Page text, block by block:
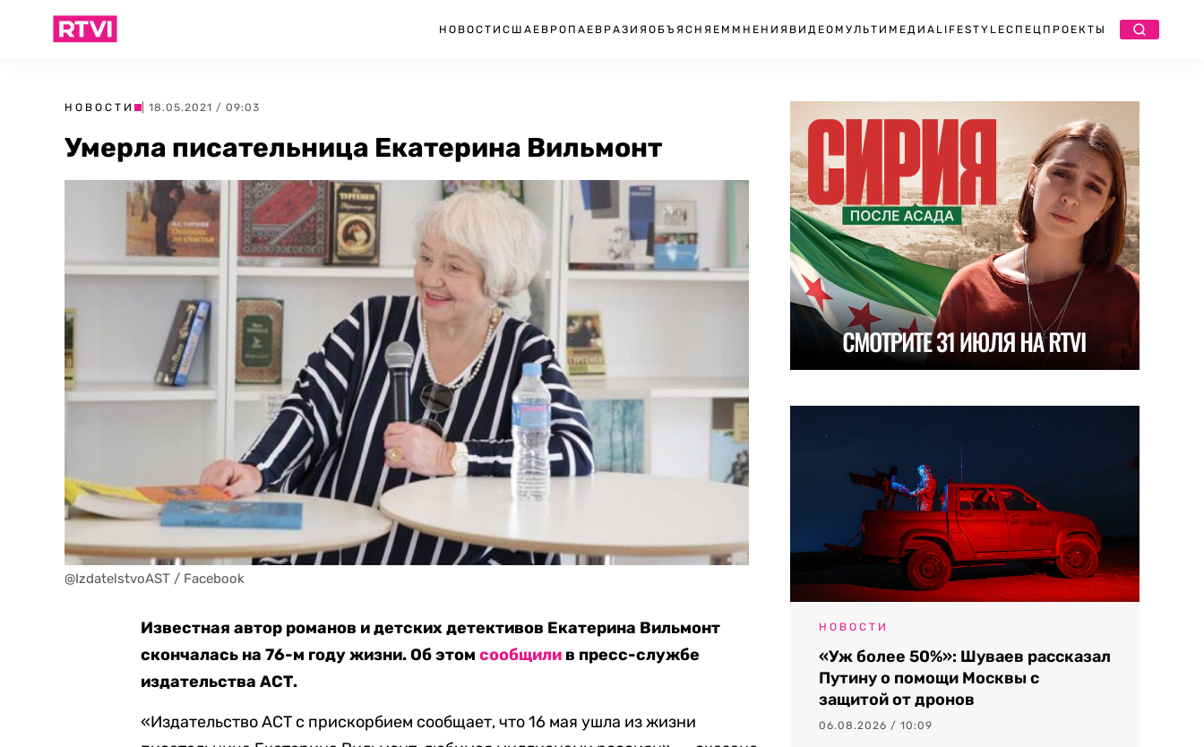
НОВОСТИ США ЕВРОПА ЕВРАЗИЯ ОБЪЯСНЯЕМ МНЕНИЯ ВИДЕО МУЛЬТИМЕДИА LIFESTYLEСПЕЦПРОЕКТЫ
НОВОСТИ | 18.05.2021 / 09:03
Умерла писательница Екатерина Вильмонт
@IzdatelstvoAST / Facebook
Известная автор романов и детских детективов Екатерина Вильмонт
скончалась на 76-м году жизни. Об этомсообщили в пресс-службе
издательства АСТ.
«Издательство АСТ с прискорбием сообщает, что 16 мая ушла из жизни
НОВОСТИ
«Уж более 50%»: Шуваев рассказал
Путину о помощи Москвы с
защитой от дронов
06.08.2026 / 10:09